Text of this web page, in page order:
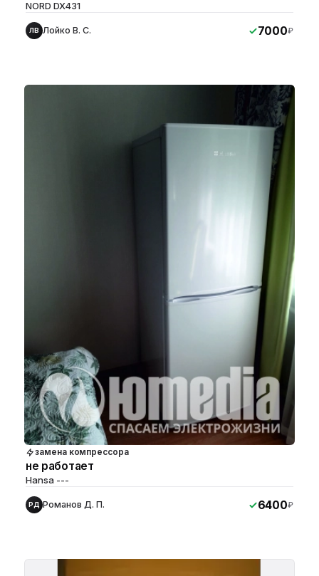
NORD DX431
ЛВ Лойко В. С. 7000₽
замена компрессора
не работает
Hansa ---
РД Романов Д. П. 6400₽